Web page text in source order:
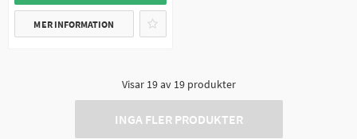
MER INFORMATION
Visar 19av 19produkter
INGA FLER PRODUKTER